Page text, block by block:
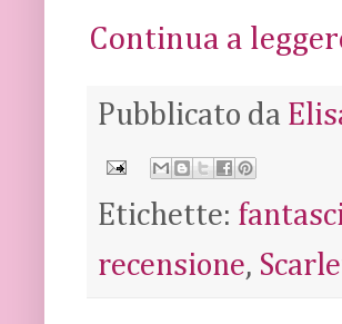
Continua a
Pubblicato da
Etichette:
recensione,